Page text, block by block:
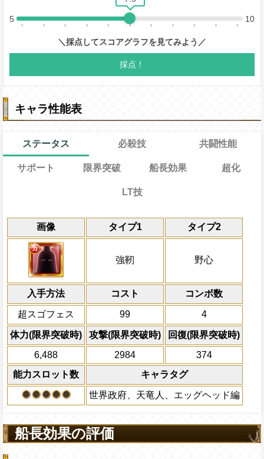
キャラ性能表
ステータス
画像 タイプ1 タイプ2
強靭 野心
入手方法 コスト コンボ数
超スゴフェス 99 4
体力(限界突破時) 攻撃(限界突破時)
回復(限界突破時)
6,488
2984
374
能力スロット数
キャラタグ
世界政府、天竜人、エッグヘッド編
必殺技
通常
限界突破
通常時
必殺発動時自分船長・フレンド船長・助
後、3ターンの間場を「ナワバリ：一味」
動状態に応じて（0）一味の必殺ターン
かっている必殺封じ状態を10ターン回復
ェイン係数の初期値がアクション必殺技
大5.0（MISS：3.5、GOOD：4.0、
PERFECT：4.75、EXCELLENT：5.0）
固定される（1）一味にかかっている痺
10ターン回復、一味にかかっている
複可能な攻撃力上昇効果に変更（この効
未満にならない。変更後は攻撃力上昇効
ず、効果量上昇・ターン延長の効果を受
複可能）。3ターンの間コスト70以上の
クション必殺技の判定に応じて最大5倍（
共闘性能
共闘性能
船長効果
冒険開始時の必殺タ
キャラの攻撃を
にし、他の属性キャ
必殺技
ターン数：12
全プレイヤーの一味
全てのスロットを自
換し、一味の必殺タ
利効果を1ターン延長
アクション
2ターンの間敵全体の
を30%下げ、野心タ
げる
サポート
効果
自分の基礎ステータスの15%をサポート
[世界政府]
限界突破
力
習得する効果
自分自身は必殺封じ状態と必殺ター
に回避する
自分は吹き飛ばされず、自分自身は
完全に回避する
自分の攻撃がPERFECTならば、自
のダメージが10%上乗せされて増加
一味の力属性キャラの数に応じてダ
果が上昇する
ラストタップスゴ技Lv5
船長効果
通常時
冒険開始時、「コスト70以上のキャラの
短縮（小数点以下切り上げになる）、一
ジ・入れ替え回数を3短縮、10ターンの
以上のキャラの攻撃を6倍、それ以外の
味の体力を1.5倍、自分は封じ・船長効果
殺封じ状態と必殺ターン巻き戻しを完全
長でアクション必殺技がEXCELLENTの
長・助っ人船長は不可）、3ターンの間
キャラの攻撃を6倍」が「コスト70以上
6.5倍」になり、場が「ナワバリ：一味」
イプ指定の必殺技の効果は一味全体に影
る（属性・タイプ以外の指定は除く）（
のキャラが船長で冒険を開始する際、1
きます)
Lv上限突破
超化
効果
敵全体にかかっている
・
を5ターン
魔]を含む全てのスロットを自属性スロッ
ンの間受けるダメージを80％減、一味に
をさらに1.5倍(最大効果値20倍まで)、自
態を（1）に変更し、全ての属性を超属
る
発動条件
一味の
または
の効果値が8倍以上
にウォーキュリー聖、ナス寿老聖、サタ
聖、マーズ聖、ガーリング聖、ロズワー
聖、シャルリア宮、ミョスガルド聖の誰
る時
LT技
効果
最終BATTLEで自分のスロットが[力][強化
最終のチェイン係数をさらに1.5倍にし、
ウン中の敵に与えるダメージが3倍になる
船長効果の評価